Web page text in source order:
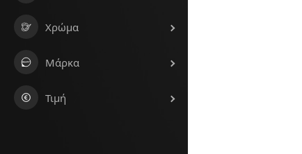
Χρώμα
Μάρκα
Τιμή